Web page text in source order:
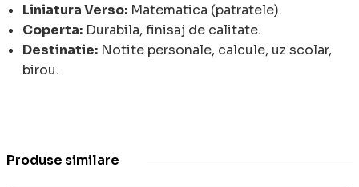
Liniatura Verso: Matematica (patratele).
Coperta: Durabila, finisaj de calitate.
Destinatie: Notite personale, calcule, uz scolar,
birou.
Produse similare